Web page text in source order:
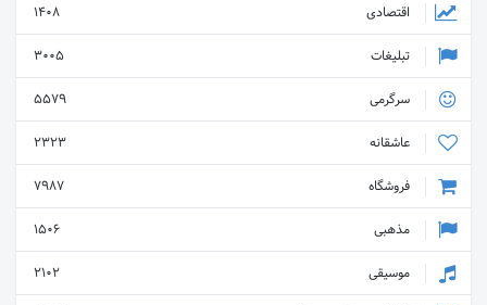
اقتصادی
1408
تبلیغات
3005
سرگرمی
5579
عاشقانه
2323
فروشگاه
7987
مذهبی
1506
موسیقی
2102